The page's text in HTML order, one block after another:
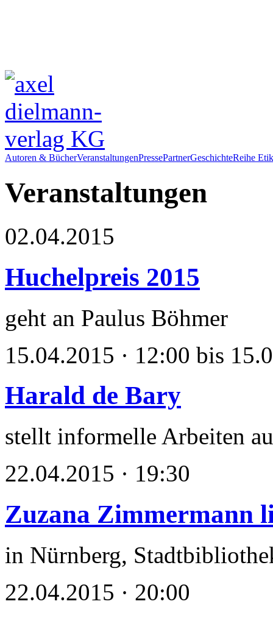
Autoren & BücherVeranstaltungenPressePartnerGeschichteReihe
Veranstaltungen
02.04.2015
Huchelpreis 2015
geht an Paulus Böhmer
15.04.2015 · 12:00 bis
Harald de Bary
stellt informelle Arbeiten
22.04.2015 · 19:30
Zuzana Zimmermann
in Nürnberg,
22.04.2015 · 20:00